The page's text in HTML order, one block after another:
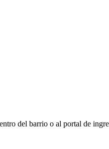
del barrio o al portal de